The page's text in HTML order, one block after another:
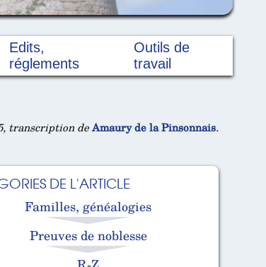
Edits,
réglements
Outils de
travail
transcription deAmaury de la Pinsonnais.
DE L'ARTICLE
Familles, généalogies
Preuves de noblesse